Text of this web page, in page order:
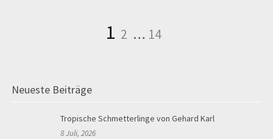
Seitennummerierung
Seite
1 Seite
2 … Seite
14
Neueste Beiträge
Tropische Schmetterlinge von Gehard Karl
8 Juli, 2026